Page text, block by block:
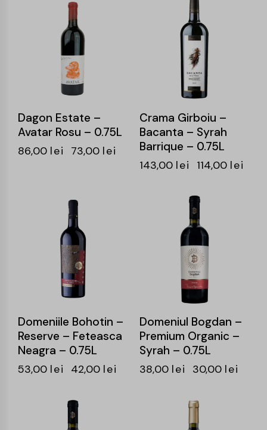
Dagon Estate –
Avatar Rosu – 0.75L
86,00 lei 73,00 lei
Crama Girboiu –
Bacanta – Syrah
Barrique – 0.75L
143,00 lei 114,00 lei
Domeniile Bohotin –
Reserve – Feteasca
Neagra – 0.75L
53,00 lei 42,00 lei
Domeniul Bogdan –
Premium Organic –
Syrah – 0.75L
38,00 lei 30,00 lei